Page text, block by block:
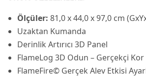
Ölçüler: 81,0 x 44,0 x 97,0 cm
Uzaktan Kumanda
Derinlik Artırıcı 3D Panel
FlameLog 3D Odun – Gerçekçi Kor
FlameFire© Gerçek Alev Etkisi